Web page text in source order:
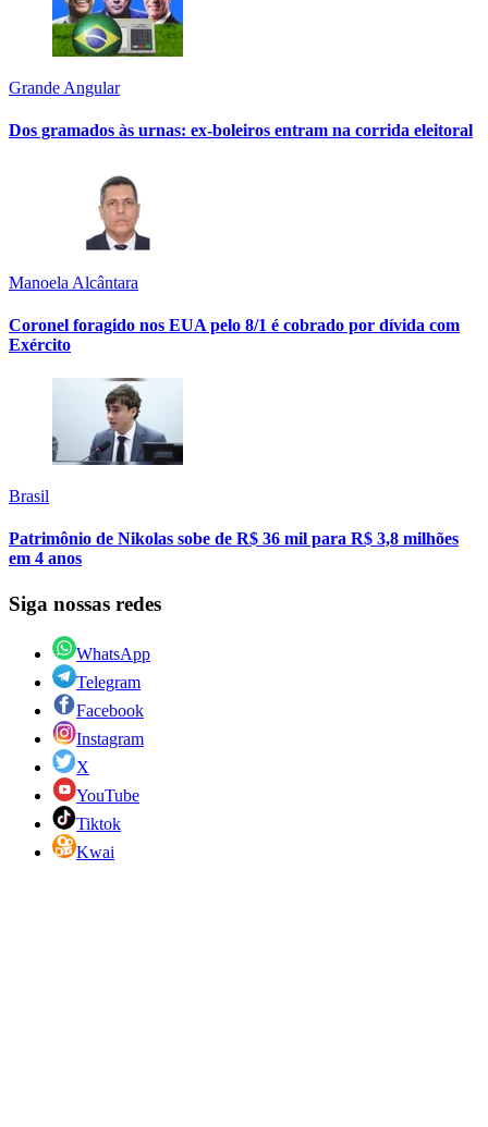
Grande Angular
Dos gramados às urnas: ex-boleiros entram na corrida eleitoral
Manoela Alcântara
Coronel foragido nos EUA pelo 8/1 é cobrado por dívida com
Exército
Brasil
Patrimônio de Nikolas sobe de R$ 36 mil para R$ 3,8 milhões
em 4 anos
Siga nossas redes
WhatsApp
Telegram
Facebook
Instagram
X
YouTube
Tiktok
Kwai